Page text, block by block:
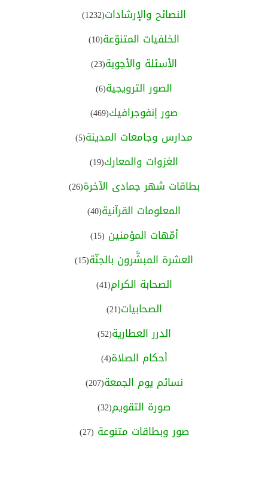
النصائح والإرشادات(1232)
الخلفيات المتنوّعة(10)
الأسئلة والأجوبة(23)
الصور الترويجية(6)
صور إنفوجرافيك(469)
مدارس وجامعات المدينة(5)
الغزوات والمعارك(19)
بطاقات شهر جمادى الآخرة(26)
المعلومات القرآنية(40)
أمّهات المؤمنين (15)
العشرة المبشَّرون بالجنّة(15)
الصحابة الكرام(41)
الصحابيات(21)
الدرر العطارية(52)
أحكام الصلاة(4)
نسائم يوم الجمعة(207)
صورة التقويم(32)
صور وبطاقات متنوعة (27)